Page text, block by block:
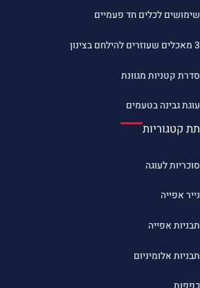
שימושים לכלים חד פעמיים
3 מאכלים שעוזרים להילחם בצינון
סדרת קטניות מגוונת
עוגת גבינה בטעמים
תת קטגוריות
סוכריות לעוגה
נייר אפייה
תבניות אפייה
תבניות אלומיניום